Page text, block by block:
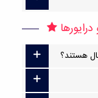
هستند؟